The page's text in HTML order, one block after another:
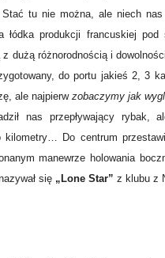
Stać tu nie można, ale niech
łódka produkcji francuskiej
z dużą różnorodnością i
do portu jakieś 2, 3
ale najpierw zobaczymy jak
nas przepływający
Do centrum
manewrze holowania
się „Lone Star” z klubu z